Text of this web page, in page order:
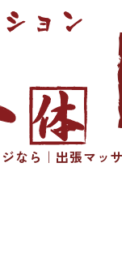
なら｜出張マッ